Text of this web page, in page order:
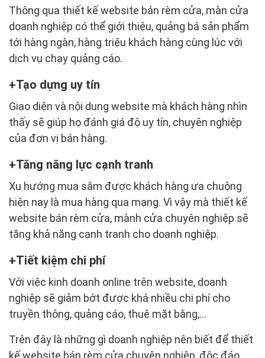
Thông qua thiết kế website bán rèm cửa, màn cửa
doanh nghiệp có thể giới thiệu, quảng bá sản phẩm
tới hàng ngàn, hàng triệu khách hàng cùng lúc với
dịch vụ chạy quảng cáo.
Tạo dựng uy tín
Giao diện và nội dung website mà khách hàng nhìn
thấy sẽ giúp họ đánh giá độ uy tín, chuyên nghiệp
của đơn vị bán hàng.
Tăng năng lực cạnh tranh
Xu hướng mua sắm được khách hàng ưa chuộng
hiện nay là mua hàng qua mạng. Vì vậy mà thiết kế
website bán rèm cửa, mành cửa chuyên nghiệp sẽ
tăng khả năng cạnh tranh cho doanh nghiệp.
Tiết kiệm chi phí
Với việc kinh doanh online trên website, doanh
nghiệp sẽ giảm bớt được khá nhiều chi phí cho
truyền thông, quảng cáo, thuê mặt bằng,...
Trên đây là những gì doanh nghiệp nên biết để thiết